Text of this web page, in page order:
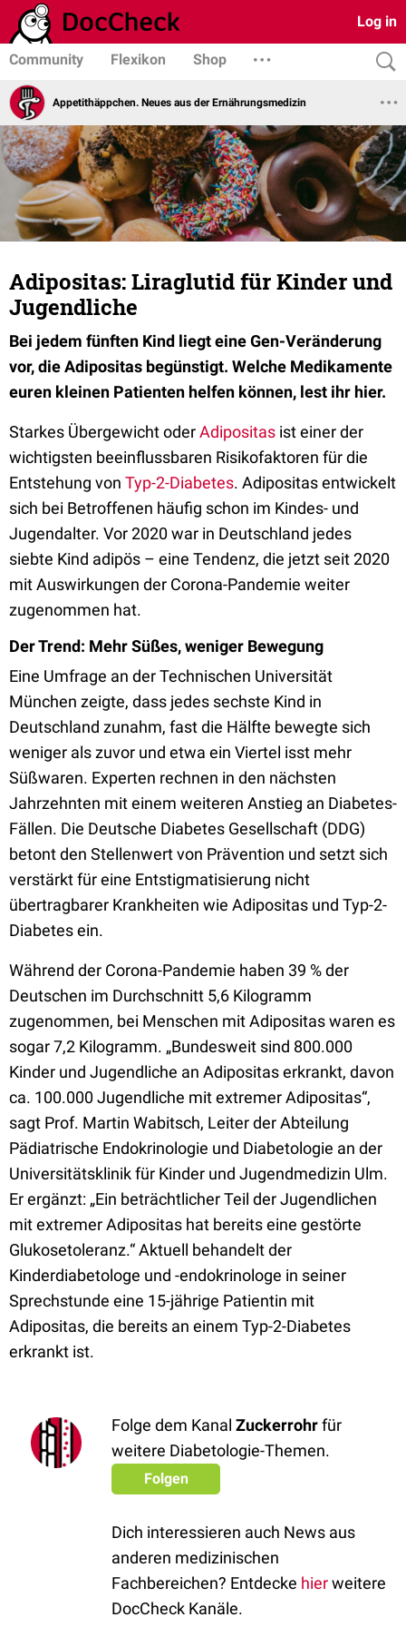
Log in
Community Flexikon Shop
Appetithäppchen. Neues aus der Ernährungsmedizin
Adipositas: Liraglutid für Kinder und
Jugendliche
Bei jedem fünften Kind liegt eine Gen-Veränderung
vor, die Adipositas begünstigt. Welche Medikamente
euren kleinen Patienten helfen können, lest ihr hier.
Starkes Übergewicht oderAdipositas ist einer der
wichtigsten beeinflussbaren Risikofaktoren für die
Entstehung von Typ-2-Diabetes. Adipositas entwickelt
sich bei Betroffenen häufig schon im Kindes- und
Jugendalter. Vor 2020 war in Deutschland jedes
siebte Kind adipös – eine Tendenz, die jetzt seit 2020
mit Auswirkungen der Corona-Pandemie weiter
zugenommen hat.
Der Trend: Mehr Süßes, weniger Bewegung
Eine Umfrage an der Technischen Universität
München zeigte, dass jedes sechste Kind in
Deutschland zunahm, fast die Hälfte bewegte sich
weniger als zuvor und etwa ein Viertel isst mehr
Süßwaren. Experten rechnen in den nächsten
Jahrzehnten mit einem weiteren Anstieg an Diabetes-
Fällen. Die Deutsche Diabetes Gesellschaft (DDG)
betont den Stellenwert von Prävention und setzt sich
verstärkt für eine Entstigmatisierung nicht
übertragbarer Krankheiten wie Adipositas und Typ-2-
Diabetes ein.
Während der Corona-Pandemie haben 39 % der
Deutschen im Durchschnitt 5,6 Kilogramm
zugenommen, bei Menschen mit Adipositas waren es
sogar 7,2 Kilogramm. „Bundesweit sind 800.000
Kinder und Jugendliche an Adipositas erkrankt, davon
ca. 100.000 Jugendliche mit extremer Adipositas“,
sagt Prof. Martin Wabitsch, Leiter der Abteilung
Pädiatrische Endokrinologie und Diabetologie an der
Universitätsklinik für Kinder und Jugendmedizin Ulm.
Er ergänzt: „Ein beträchtlicher Teil der Jugendlichen
mit extremer Adipositas hat bereits eine gestörte
Glukosetoleranz.“ Aktuell behandelt der
Kinderdiabetologe und -endokrinologe in seiner
Sprechstunde eine 15-jährige Patientin mit
Adipositas, die bereits an einem Typ-2-Diabetes
erkrankt ist.
Folge dem Kanal Zuckerrohrfür
weitere Diabetologie-Themen.
Folgen
Dich interessieren auch News aus
anderen medizinischen
Fachbereichen? Entdecke hierweitere
DocCheck Kanäle.